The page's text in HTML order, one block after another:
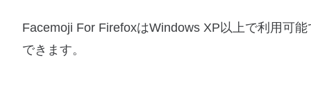
Facemoji For FirefoxはWindows XP以上で利用可
できます。